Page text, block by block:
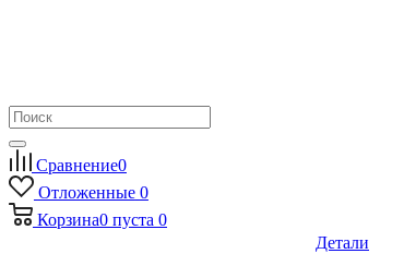
Сравнение0
Отложенные 0
Корзина0 пуста 0
Детали